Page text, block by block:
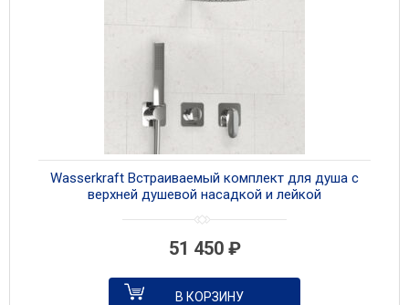
Wasserkraft Встраиваемый комплект для душа с
верхней душевой насадкой и лейкой
51 450 ₽
В КОРЗИНУ